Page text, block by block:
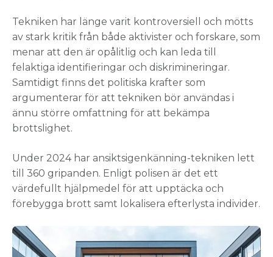
Tekniken har länge varit kontroversiell och mötts
av stark kritik från både aktivister och forskare, som
menar att den är opålitlig och kan leda till
felaktiga identifieringar och diskrimineringar.
Samtidigt finns det politiska krafter som
argumenterar för att tekniken bör användas i
ännu större omfattning för att bekämpa
brottslighet.
Under 2024 har ansiktsigenkänning-tekniken lett
till 360 gripanden. Enligt polisen är det ett
värdefullt hjälpmedel för att upptäcka och
förebygga brott samt lokalisera efterlysta individer.